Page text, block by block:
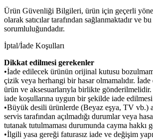
Ürün Güvenliği Bilgileri, ürün için geçerli
olarak satıcılar tarafından sağlanmaktadır ve bu
sorumluluğundadır.
İptal/İade Koşulları
Dikkat edilmesi gerekenler
•İade edilecek ürünün orijinal kutusu
çizik veya herhangi bir hasar olmamalıdır.
ürün ve aksesuarlarıyla birlikte
iade koşullarına uygun bir şekilde iade
•Büyük desili ürünlerde (Beyaz eşya, TV vb.)
servis tarafından açılmadığı durumlar veya
tutanak tutulmaması durumunda cayma hakkı
•İlgili yasa gereği faturasız iade ve değişim